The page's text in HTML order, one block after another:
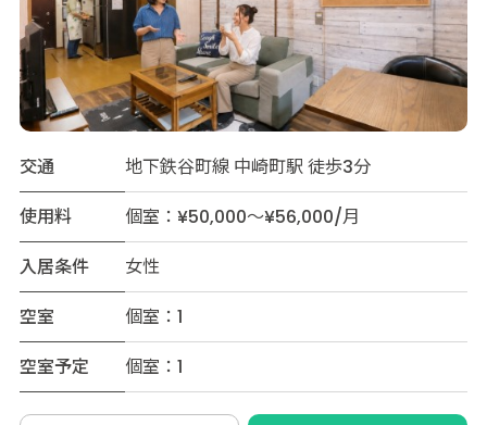
交通
地下鉄谷町線 中崎町駅 徒歩3分
使用料
個室：¥50,000～¥56,000/月
入居条件
女性
空室
個室：1
空室予定
個室：1